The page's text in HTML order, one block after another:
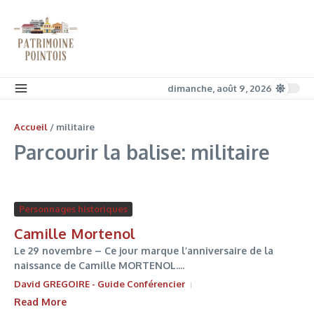
dimanche, août 9, 2026
Accueil / militaire
Parcourir la balise: militaire
Personnages historiques
Camille Mortenol
Le 29 novembre – Ce jour marque l’anniversaire de la
naissance de Camille MORTENOL....
David GREGOIRE - Guide Conférencier
Read More